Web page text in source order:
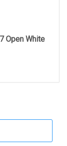
Open White